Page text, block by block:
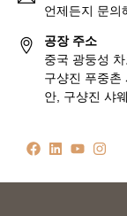
언제든지 문의
공장 주소
중국 광둥성
구샹진 푸중촌
안, 구샹진 샤